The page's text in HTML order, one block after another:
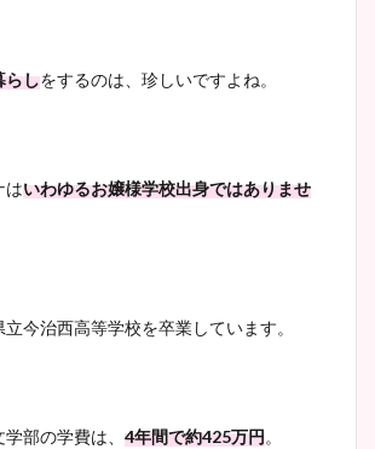
調査！
まとめ！足も美脚でカップも
らしをするのは、珍しいですよね。
はいわゆるお嬢様学校出身ではありませ
今治西高等学校を卒業しています。
部の学費は、 4年間で約425万円。